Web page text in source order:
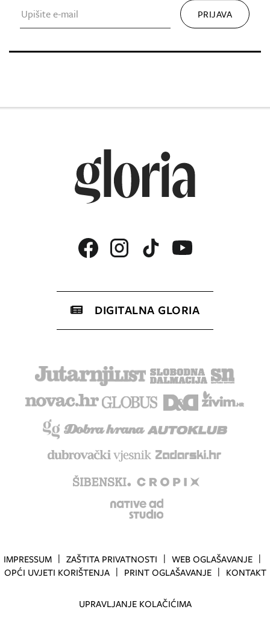
DIGITALNA GLORIA
IMPRESSUM ZAŠTITA PRIVATNOSTI
WEB OGLAŠAVANJE
OPĆI UVJETI KORIŠTENJA
PRINT OGLAŠAVANJE KONTAKT
UPRAVLJANJE KOLAČIĆIMA